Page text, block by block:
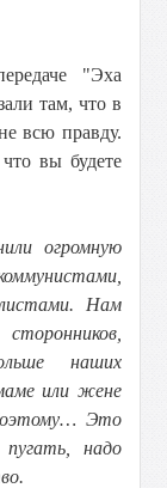
"Эха
там, что в
всю правду.
вы будете
огромную
Нам
наших
или жене
Это
надо